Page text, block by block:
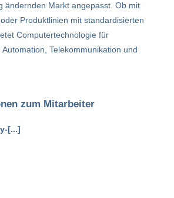
ändernden Markt angepasst. Ob mit
Produktlinien mit standardisierten
Computertechnologie für
Telekommunikation und
zum Mitarbeiter
[...]